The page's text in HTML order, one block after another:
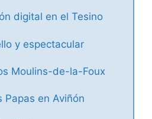
digital en el Tesino
y espectacular
Moulins-de-la-Foux
Papas en Aviñón